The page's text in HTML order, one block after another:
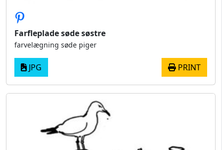
Farfleplade søde søstre
farvelægning søde piger
JPG PRINT